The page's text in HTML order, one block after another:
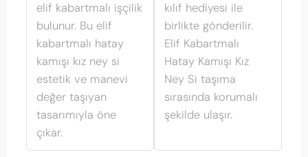
elif kabartmalı işçilik
bulunur. Bu elif
kabartmalı hatay
kamışı kız ney si
estetik ve manevi
değer taşıyan
tasarımıyla öne
çıkar.
kılıf hediyesi ile
birlikte gönderilir.
Elif Kabartmalı
Hatay Kamışı Kız
Ney Si taşıma
sırasında korumalı
şekilde ulaşır.